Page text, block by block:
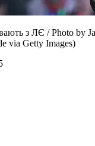
з ЛЄ / Photo by
via Getty Images)